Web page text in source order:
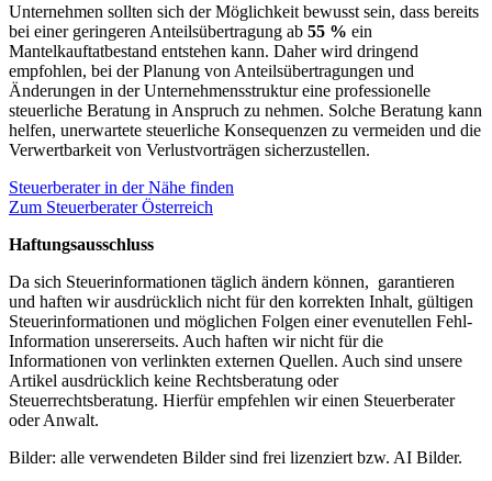
Unternehmen sollten sich der Möglichkeit bewusst sein, dass bereits
bei einer geringeren Anteilsübertragung ab 55 % ein
Mantelkauftatbestand entstehen kann. Daher wird dringend
empfohlen, bei der Planung von Anteilsübertragungen und
Änderungen in der Unternehmensstruktur eine professionelle
steuerliche Beratung in Anspruch zu nehmen. Solche Beratung kann
helfen, unerwartete steuerliche Konsequenzen zu vermeiden und die
Verwertbarkeit von Verlustvorträgen sicherzustellen.
Steuerberater in der Nähe finden
Zum Steuerberater Österreich
Haftungsausschluss
Da sich Steuerinformationen täglich ändern können, garantieren
und haften wir ausdrücklich nicht für den korrekten Inhalt, gültigen
Steuerinformationen und möglichen Folgen einer evenutellen Fehl-
Information unsererseits. Auch haften wir nicht für die
Informationen von verlinkten externen Quellen. Auch sind unsere
Artikel ausdrücklich keine Rechtsberatung oder
Steuerrechtsberatung. Hierfür empfehlen wir einen Steuerberater
oder Anwalt.
Bilder: alle verwendeten Bilder sind frei lizenziert bzw. AI Bilder.